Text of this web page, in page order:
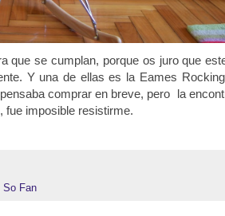
que se cumplan, porque os juro que
Y una de ellas es la Eames
comprar en breve, pero la
fue imposible resistirme.
So Fan